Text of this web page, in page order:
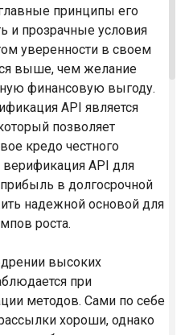
принципы его
и прозрачные условия
уверенности в своем
выше, чем желание
финансовую выгоду.
API является
позволяет
кредо честного
верификация API для
в долгосрочной
надежной основой для
роста.
высоких
при
методов. Сами по себе
хороши, однако